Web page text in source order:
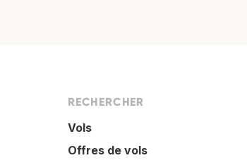
RECHERCHER
Vols
Offres de vols